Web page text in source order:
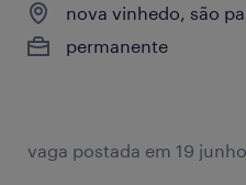
nova vinhedo, são
permanente
vaga postada em 19